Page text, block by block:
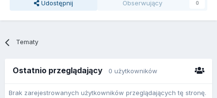
Udostępnij Obserwujący 0
Tematy
Ostatnio przeglądający 0 użytkowników
Brak zarejestrowanych użytkowników przeglądających tę stronę.